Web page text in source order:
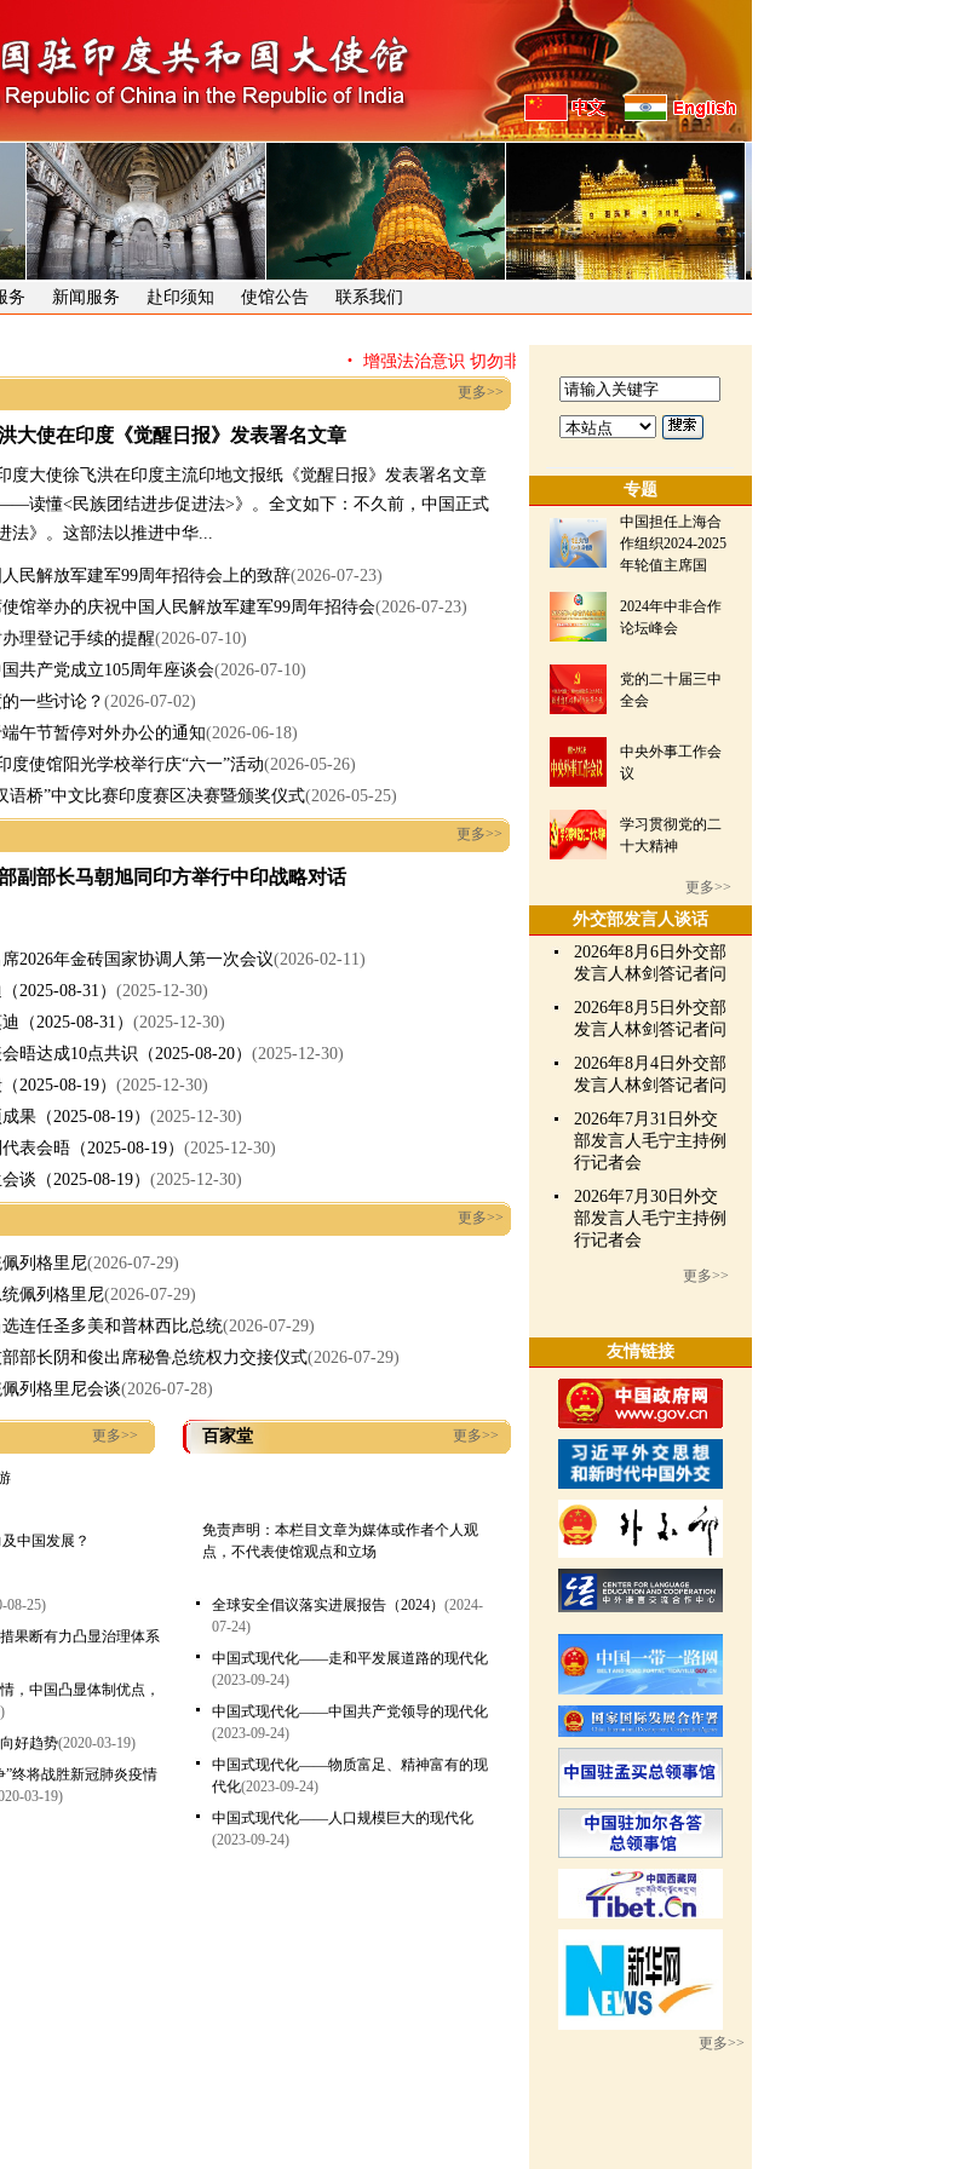
务 新闻服务 赴印须知 使馆公告 联系我们
增强法治意识 切勿非法越境
更多>>
大使在印度《觉醒日报》发表署名文章
大使徐飞洪在印度主流印地文报纸《觉醒日报》发表署名文章
读懂<民族团结进步促进法>》。全文如下：不久前，中国正式
法》。这部法以推进中华...
民解放军建军99周年招待会上的致辞(2026-07-23)
馆举办的庆祝中国人民解放军建军99周年招待会(2026-07-23)
理登记手续的提醒(2026-07-10)
共产党成立105周年座谈会(2026-07-10)
一些讨论？ (2026-07-02)
午节暂停对外办公的通知(2026-06-18)
度使馆阳光学校举行庆“六一”活动(2026-05-26)
语桥”中文比赛印度赛区决赛暨颁奖仪式(2026-05-25)
更多>>
副部长马朝旭同印方举行中印战略对话
2026年金砖国家协调人第一次会议(2026-02-11)
2025-08-31） (2025-12-30)
（2025-08-31） (2025-12-30)
晤达成10点共识（2025-08-20） (2025-12-30)
2025-08-19） (2025-12-30)
果（2025-08-19） (2025-12-30)
表会晤（2025-08-19） (2025-12-30)
谈（2025-08-19） (2025-12-30)
更多>>
列格里尼(2026-07-29)
佩列格里尼(2026-07-29)
连任圣多美和普林西比总统(2026-07-29)
部长阴和俊出席秘鲁总统权力交接仪式(2026-07-29)
列格里尼会谈(2026-07-28)
更多>> 百家堂 更多>>
中国发展？
免责声明：本栏目文章为媒体或作者个人观
点，不代表使馆观点和立场
08-25)
果断有力凸显治理体系
，中国凸显体制优点，
好趋势(2020-03-19)
终将战胜新冠肺炎疫情
03-19)
全球安全倡议落实进展报告（2024） (2024-
07-24)
中国式现代化——走和平发展道路的现代化
(2023-09-24)
中国式现代化——中国共产党领导的现代化
(2023-09-24)
中国式现代化——物质富足、精神富有的现
代化(2023-09-24)
中国式现代化——人口规模巨大的现代化
(2023-09-24)
专题
中国担任上海合
作组织2024-2025
年轮值主席国
2024年中非合作
论坛峰会
党的二十届三中
全会
中央外事工作会
议
学习贯彻党的二
十大精神
更多>>
外交部发言人谈话
2026年8月6日外交部
发言人林剑答记者问
2026年8月5日外交部
发言人林剑答记者问
2026年8月4日外交部
发言人林剑答记者问
2026年7月31日外交
部发言人毛宁主持例
行记者会
2026年7月30日外交
部发言人毛宁主持例
行记者会
更多>>
友情链接
更多>>